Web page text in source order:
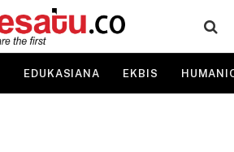
EDUKASIANA EKBIS